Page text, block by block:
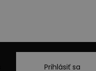
Prihlásiť sa